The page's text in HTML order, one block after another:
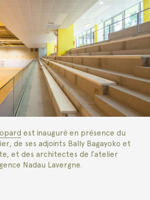
est inauguré en présence du
de ses adjoints Bally Bagayoko et
et des architectes de l’atelier
Nadau Lavergne.